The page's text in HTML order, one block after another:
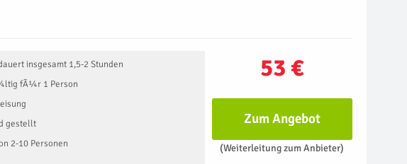
53 €
insgesamt 1,5-2 Stunden
fÃ¼r 1 Person
gestellt
2-10 Personen
Zum Angebot
(Weiterleitung zum Anbieter)